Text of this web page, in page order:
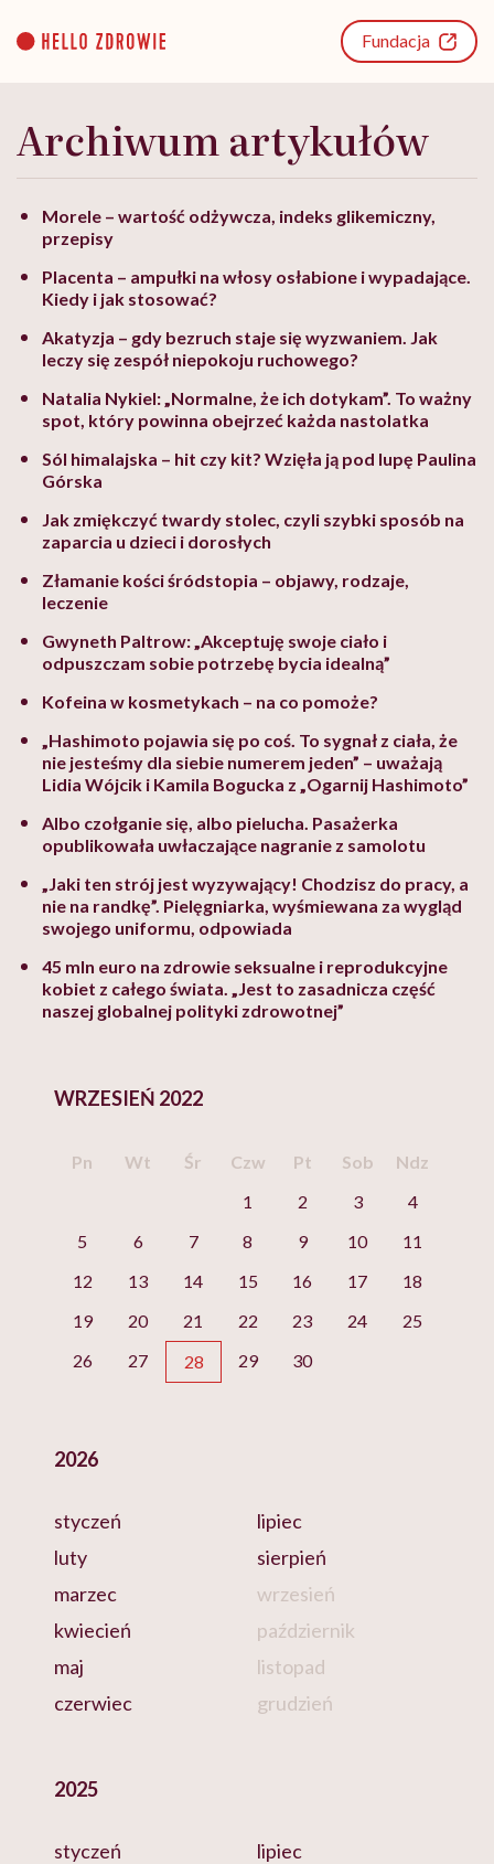
content
Fundacja
Archiwum artykułów
Morele – wartość odżywcza, indeks glikemiczny,
przepisy
Placenta – ampułki na włosy osłabione i wypadające.
Kiedy i jak stosować?
Akatyzja – gdy bezruch staje się wyzwaniem. Jak
leczy się zespół niepokoju ruchowego?
Natalia Nykiel: „Normalne, że ich dotykam”. To ważny
spot, który powinna obejrzeć każda nastolatka
Sól himalajska – hit czy kit? Wzięła ją pod lupę Paulina
Górska
Jak zmiękczyć twardy stolec, czyli szybki sposób na
zaparcia u dzieci i dorosłych
Złamanie kości śródstopia – objawy, rodzaje,
leczenie
Gwyneth Paltrow: „Akceptuję swoje ciało i
odpuszczam sobie potrzebę bycia idealną”
Kofeina w kosmetykach – na co pomoże?
„Hashimoto pojawia się po coś. To sygnał z ciała, że
nie jesteśmy dla siebie numerem jeden” – uważają
Lidia Wójcik i Kamila Bogucka z „Ogarnij Hashimoto”
Albo czołganie się, albo pielucha. Pasażerka
opublikowała uwłaczające nagranie z samolotu
„Jaki ten strój jest wyzywający! Chodzisz do pracy, a
nie na randkę”. Pielęgniarka, wyśmiewana za wygląd
swojego uniformu, odpowiada
45 mln euro na zdrowie seksualne i reprodukcyjne
kobiet z całego świata. „Jest to zasadnicza część
naszej globalnej polityki zdrowotnej”
WRZESIEŃ 2022
Pn Wt Śr Czw Pt Sob
Ndz
1
2 3
4
5
6 7 8 9 10
11
12
13 14 15 16 17
18
19
20 21 22 23 24
25
26
27 28 29 30
2026
styczeń
luty
marzec
kwiecień
maj
czerwiec
lipiec
sierpień
wrzesień
październik
listopad
grudzień
2025
styczeń
lipiec